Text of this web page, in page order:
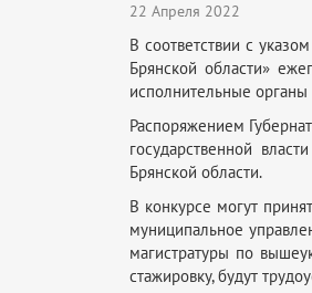
22 Апреля 2022
В соответствии с
Брянской области»
исполнительные органы
Распоряжением
государственной
Брянской области.
В конкурсе могут
муниципальное
магистратуры по
стажировку, будут